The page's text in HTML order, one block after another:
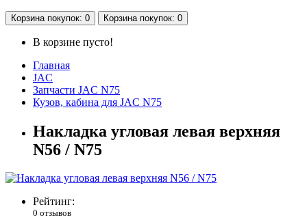
Корзина покупок: 0 Корзина покупок: 0
В корзине пусто!
Главная
JAC
Запчасти JAC N75
Кузов, кабина для JAC N75
Накладка угловая левая верхняя
N56 / N75
Рейтинг:
0 отзывов